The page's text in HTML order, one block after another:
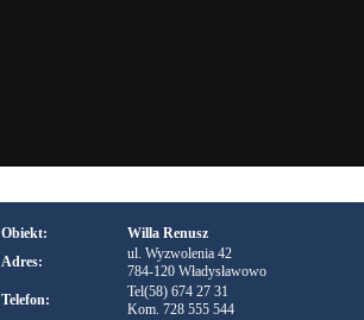
Obiekt:
Willa Renusz
Adres:
ul. Wyzwolenia 42
784-120 Władysławowo
Telefon:
Tel(58) 674 27 31
Kom. 728 555 544